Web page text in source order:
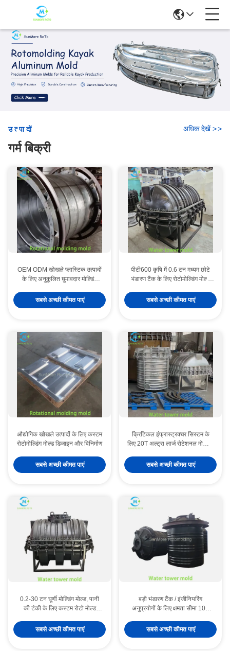
उत्पादों
गर्म बिक्री
अधिक देखें >>
OEM ODM खोखले प्लास्टिक उत्पादों
के लिए अनुकूलित घुमावदार मोल्डिंग
सबसे अच्छी कीमत पाएं
पीटी600 कृषि में 0.6 टन मध्यम छोटे
भंडारण टैंक के लिए रोटोमोल्डिंग मोल्ड
सबसे अच्छी कीमत पाएं
औद्योगिक खोखले उत्पादों के लिए कस्टम
रोटोमोल्डिंग मोल्ड डिजाइन और विनिर्माण
सबसे अच्छी कीमत पाएं
क्रिटिकल इंफ्रास्ट्रक्चर सिस्टम के
लिए 20T अल्ट्रा लार्ज रोटेशनल मोल्डिंग
सबसे अच्छी कीमत पाएं
0.2-30 टन घूर्णी मोल्डिंग मोल्ड, पानी
की टंकी के लिए कस्टम रोटो मोल्ड
सबसे अच्छी कीमत पाएं
बड़ी भंडारण टैंक / इंजीनियरिंग
अनुप्रयोगों के लिए क्षमता सीमा 10T
सबसे अच्छी कीमत पाएं